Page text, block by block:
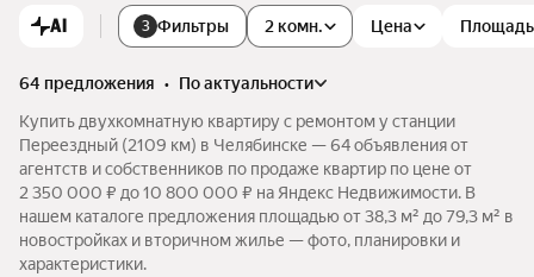
AI 3 Фильтры 2 комн. Цена Площадь
64 предложения •
по актуальности
Купить двухкомнатную квартиру с ремонтом у станции
Переездный (2109 км) в Челябинске — 64 объявления от
агентств и собственников по продаже квартир по цене от
2 350 000 ₽ до 10 800 000 ₽ на Яндекс Недвижимости. В
нашем каталоге предложения площадью от 38,3 м² до 79,3 м² в
новостройках и вторичном жилье — фото, планировки и
характеристики.